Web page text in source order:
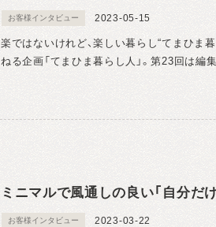
お客様インタビュー 2023-05-15
楽ではないけれど、楽しい暮らし“てまひま
ねる企画「てまひま暮らし人」。第23回は編
ミニマルで風通しの良い「自分だ
お客様インタビュー 2023-03-22